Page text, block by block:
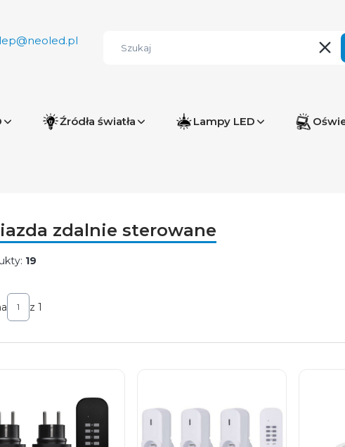
Źródła światła Lampy LED
zdalnie sterowane
19
z 1